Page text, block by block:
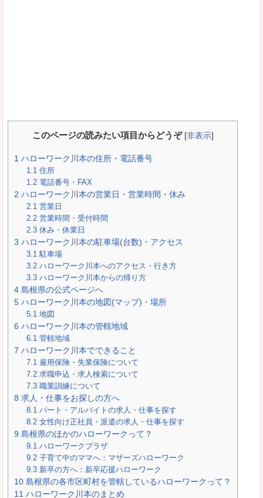
このページの読みたい項目からどうぞ [非表示]
1 ハローワーク川本の住所・電話番号
1.1 住所
1.2 電話番号・FAX
2 ハローワーク川本の営業日・営業時間・休み
2.1 営業日
2.2 営業時間・受付時間
2.3 休み・休業日
3 ハローワーク川本の駐車場(台数)・アクセス
3.1 駐車場
3.2 ハローワーク川本へのアクセス・行き方
3.3 ハローワーク川本からの帰り方
4 島根県の公式ページへ
5 ハローワーク川本の地図(マップ)・場所
5.1 地図
6 ハローワーク川本の管轄地域
6.1 管轄地域
7 ハローワーク川本でできること
7.1 雇用保険・失業保険について
7.2 求職申込・求人検索について
7.3 職業訓練について
8 求人・仕事をお探しの方へ
8.1 パート・アルバイトの求人・仕事を探す
8.2 女性向け正社員・派遣の求人・仕事を探す
9 島根県のほかのハローワークって？
9.1 ハローワークプラザ
9.2 子育て中のママへ：マザーズハローワーク
9.3 新卒の方へ：新卒応援ハローワーク
10 島根県の各市区町村を管轄しているハローワークって？
11 ハローワーク川本のまとめ